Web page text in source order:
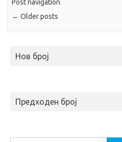
Post navigation
← Older posts
Нов број
Предходен број